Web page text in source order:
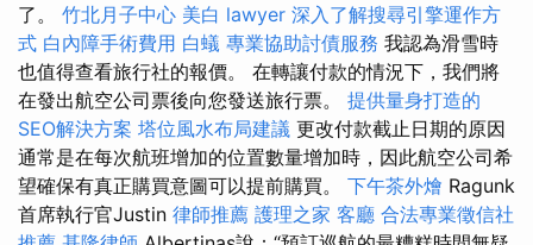
了。 竹北月子中心 美白 lawyer 深入了解搜尋引擎運作方
式 白內障手術費用 白蟻 專業協助討債服務 我認為滑雪時
也值得查看旅行社的報價。 在轉讓付款的情況下，我們將
在發出航空公司票後向您發送旅行票。 提供量身打造的
SEO解決方案 塔位風水布局建議 更改付款截止日期的原因
通常是在每次航班增加的位置數量增加時，因此航空公司希
望確保有真正購買意圖可以提前購買。 下午茶外燴 Ragunk
首席執行官Justin 律師推薦 護理之家 客廳 合法專業徵信社